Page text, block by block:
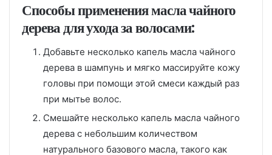
Способы применения масла чайного
дерева для ухода за волосами:
Добавьте несколько капель масла чайного
дерева в шампунь и мягко массируйте кожу
головы при помощи этой смеси каждый раз
при мытье волос.
Смешайте несколько капель масла чайного
дерева с небольшим количеством
натурального базового масла, такого как